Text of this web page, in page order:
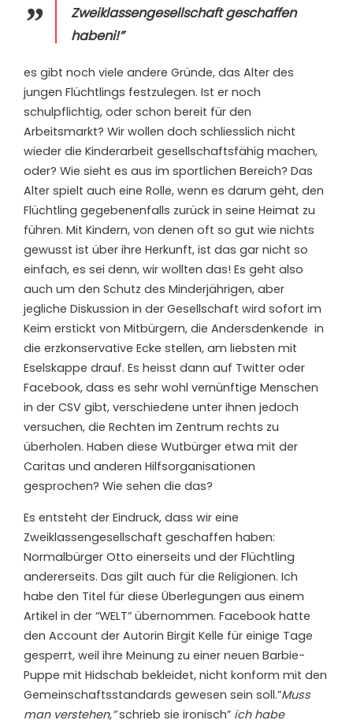
Zweiklassengesellschaft geschaffen
habeni!”
es gibt noch viele andere Gründe, das Alter des
jungen Flüchtlings festzulegen. Ist er noch
schulpflichtig, oder schon bereit für den
Arbeitsmarkt? Wir wollen doch schliesslich nicht
wieder die Kinderarbeit gesellschaftsfähig machen,
oder? Wie sieht es aus im sportlichen Bereich? Das
Alter spielt auch eine Rolle, wenn es darum geht, den
Flüchtling gegebenenfalls zurück in seine Heimat zu
führen. Mit Kindern, von denen oft so gut wie nichts
gewusst ist über ihre Herkunft, ist das gar nicht so
einfach, es sei denn, wir wollten das! Es geht also
auch um den Schutz des Minderjährigen, aber
jegliche Diskussion in der Gesellschaft wird sofort im
Keim erstickt von Mitbürgern, die Andersdenkende in
die erzkonservative Ecke stellen, am liebsten mit
Eselskappe drauf. Es heisst dann auf Twitter oder
Facebook, dass es sehr wohl vernünftige Menschen
in der CSV gibt, verschiedene unter ihnen jedoch
versuchen, die Rechten im Zentrum rechts zu
überholen. Haben diese Wutbürger etwa mit der
Caritas und anderen Hilfsorganisationen
gesprochen? Wie sehen die das?
Es entsteht der Eindruck, dass wir eine
Zweiklassengesellschaft geschaffen haben:
Normalbürger Otto einerseits und der Flüchtling
andererseits. Das gilt auch für die Religionen. Ich
habe den Titel für diese Überlegungen aus einem
Artikel in der “WELT” übernommen. Facebook hatte
den Account der Autorin Birgit Kelle für einige Tage
gesperrt, weil ihre Meinung zu einer neuen Barbie-
Puppe mit Hidschab bekleidet, nicht konform mit den
Gemeinschaftsstandards gewesen sein soll.”Muss
man verstehen,”schrieb sie ironisch” ich habe